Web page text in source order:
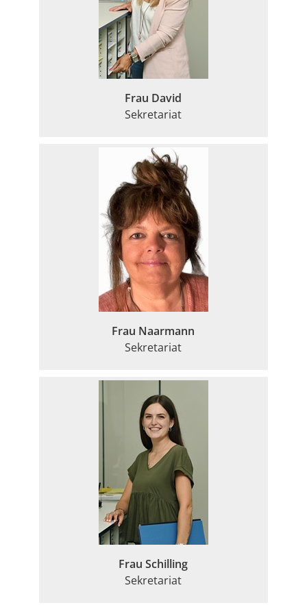
Frau David
Sekretariat
Frau Naarmann
Sekretariat
Frau Schilling
Sekretariat